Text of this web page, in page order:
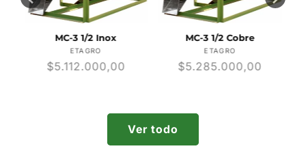
MC-3 1/2 Inox
Proveedor:
ETAGRO
Precio
$5.112.000,00
MC-3 1/2 Cobre
Proveedor:
ETAGRO
Precio
$5.285.000,00
Ver todo